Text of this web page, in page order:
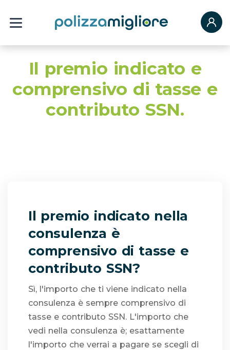
Il premio indicato e
comprensivo di tasse e
contributo SSN.
Il premio indicato nella
consulenza è
comprensivo di tasse e
contributo SSN?
Sì, l'importo che ti viene indicato nella
consulenza è sempre comprensivo di
tasse e contributo SSN. L'importo che
vedi nella consulenza è; esattamente
l'importo che verrai a pagare se scegli di